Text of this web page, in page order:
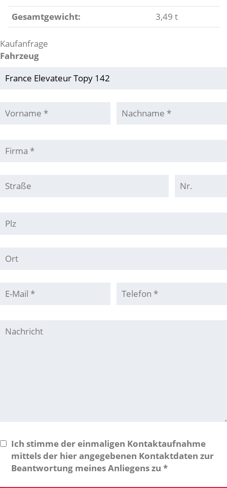
Gesamtgewicht:
3,49 t
Kaufanfrage
Fahrzeug
Ich stimme der einmaligen Kontaktaufnahme
mittels der hier angegebenen Kontaktdaten zur
Beantwortung meines Anliegens zu *